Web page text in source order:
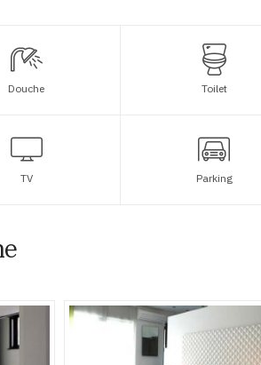
Douche Toilet
TV Parking